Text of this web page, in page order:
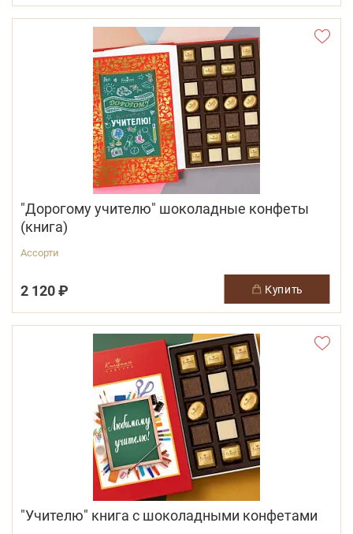
"Дорогому учителю" шоколадные конфеты
(книга)
Ассорти
2 120 ₽ купить
"Учителю" книга с шоколадными конфетами